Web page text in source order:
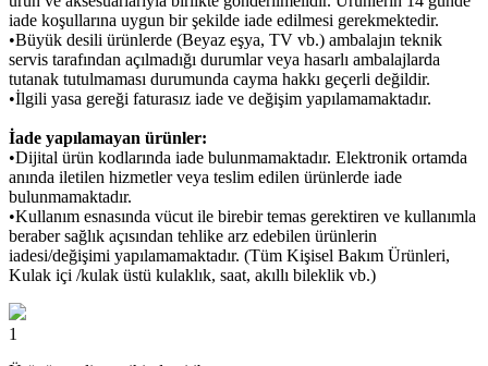
iade koşullarına uygun bir şekilde iade edilmesi gerekmektedir.
•Büyük desili ürünlerde (Beyaz eşya, TV vb.) ambalajın teknik
servis tarafından açılmadığı durumlar veya hasarlı ambalajlarda
tutanak tutulmaması durumunda cayma hakkı geçerli değildir.
•İlgili yasa gereği faturasız iade ve değişim yapılamamaktadır.
İade yapılamayan ürünler:
•Dijital ürün kodlarında iade bulunmamaktadır. Elektronik ortamda
anında iletilen hizmetler veya teslim edilen ürünlerde iade
bulunmamaktadır.
•Kullanım esnasında vücut ile birebir temas gerektiren ve kullanımla
beraber sağlık açısından tehlike arz edebilen ürünlerin
iadesi/değişimi yapılamamaktadır. (Tüm Kişisel Bakım Ürünleri,
Kulak içi /kulak üstü kulaklık, saat, akıllı bileklik vb.)
1